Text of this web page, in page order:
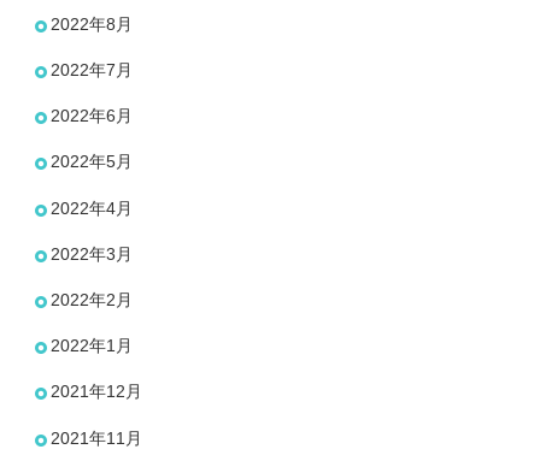
2022年8月
2022年7月
2022年6月
2022年5月
2022年4月
2022年3月
2022年2月
2022年1月
2021年12月
2021年11月